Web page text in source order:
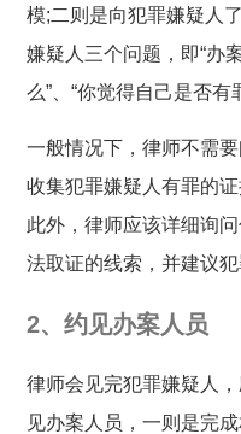
模;二则是向犯罪嫌疑人
嫌疑人三个问题，即“办
么”、“你觉得自己是否有
一般情况下，律师不需
收集犯罪嫌疑人有罪的
此外，律师应该详细询
法取证的线索，并建议犯
2、约见办案人员
律师会见完犯罪嫌疑人
见办案人员，一则是完